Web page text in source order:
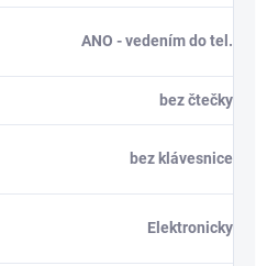
ANO - vedením do tel.
bez čtečky
bez klávesnice
Elektronicky